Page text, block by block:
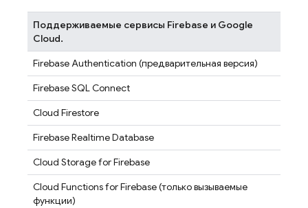
Поддерживаемые сервисы Firebase и Google
Cloud.
Firebase Authentication (предварительная версия)
Firebase SQL Connect
Cloud Firestore
Firebase Realtime Database
Cloud Storage for Firebase
Cloud Functions for Firebase(только вызываемые
функции)